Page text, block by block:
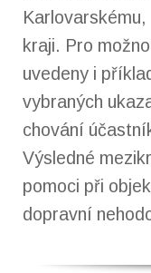
kraji. Pro
uvedeny i
vybraných
chování
Výsledné
pomoci při
dopravní